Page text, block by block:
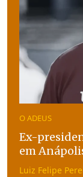
O ADEUS
Ex-
em
Luiz Felipe